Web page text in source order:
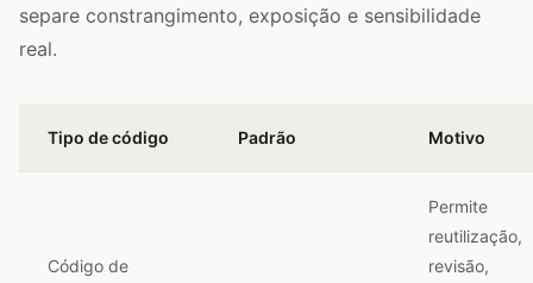
separe constrangimento, exposição e sensibilidade
real.
Tipo de código Padrão Motivo
Código de
Permite
reutilização,
revisão,